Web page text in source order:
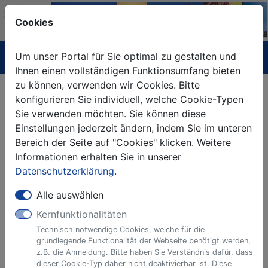
Cookies
Um unser Portal für Sie optimal zu gestalten und
Ihnen einen vollständigen Funktionsumfang bieten
zu können, verwenden wir Cookies. Bitte
konfigurieren Sie individuell, welche Cookie-Typen
Sie verwenden möchten. Sie können diese
Einstellungen jederzeit ändern, indem Sie im unteren
Bereich der Seite auf "Cookies" klicken. Weitere
Informationen erhalten Sie in unserer
Datenschutzerklärung.
Alle auswählen
Kernfunktionalitäten
Technisch notwendige Cookies, welche für die
grundlegende Funktionalität der Webseite benötigt werden,
z.B. die Anmeldung. Bitte haben Sie Verständnis dafür, dass
dieser Cookie-Typ daher nicht deaktivierbar ist. Diese
Navigation ein-/ausblenden
Menü
Anforderung von Urkunden aus dem
Lebenspartnerschaftsregister
Anmeldung erforderlich
Dieser Dienst steht ausschließlich natürlichen
Personen zur Verfügung. Bitte melden Sie sich
mit einem zentralen Nutzerkonto (
Zur Anmeldung (siehe Hinweise)